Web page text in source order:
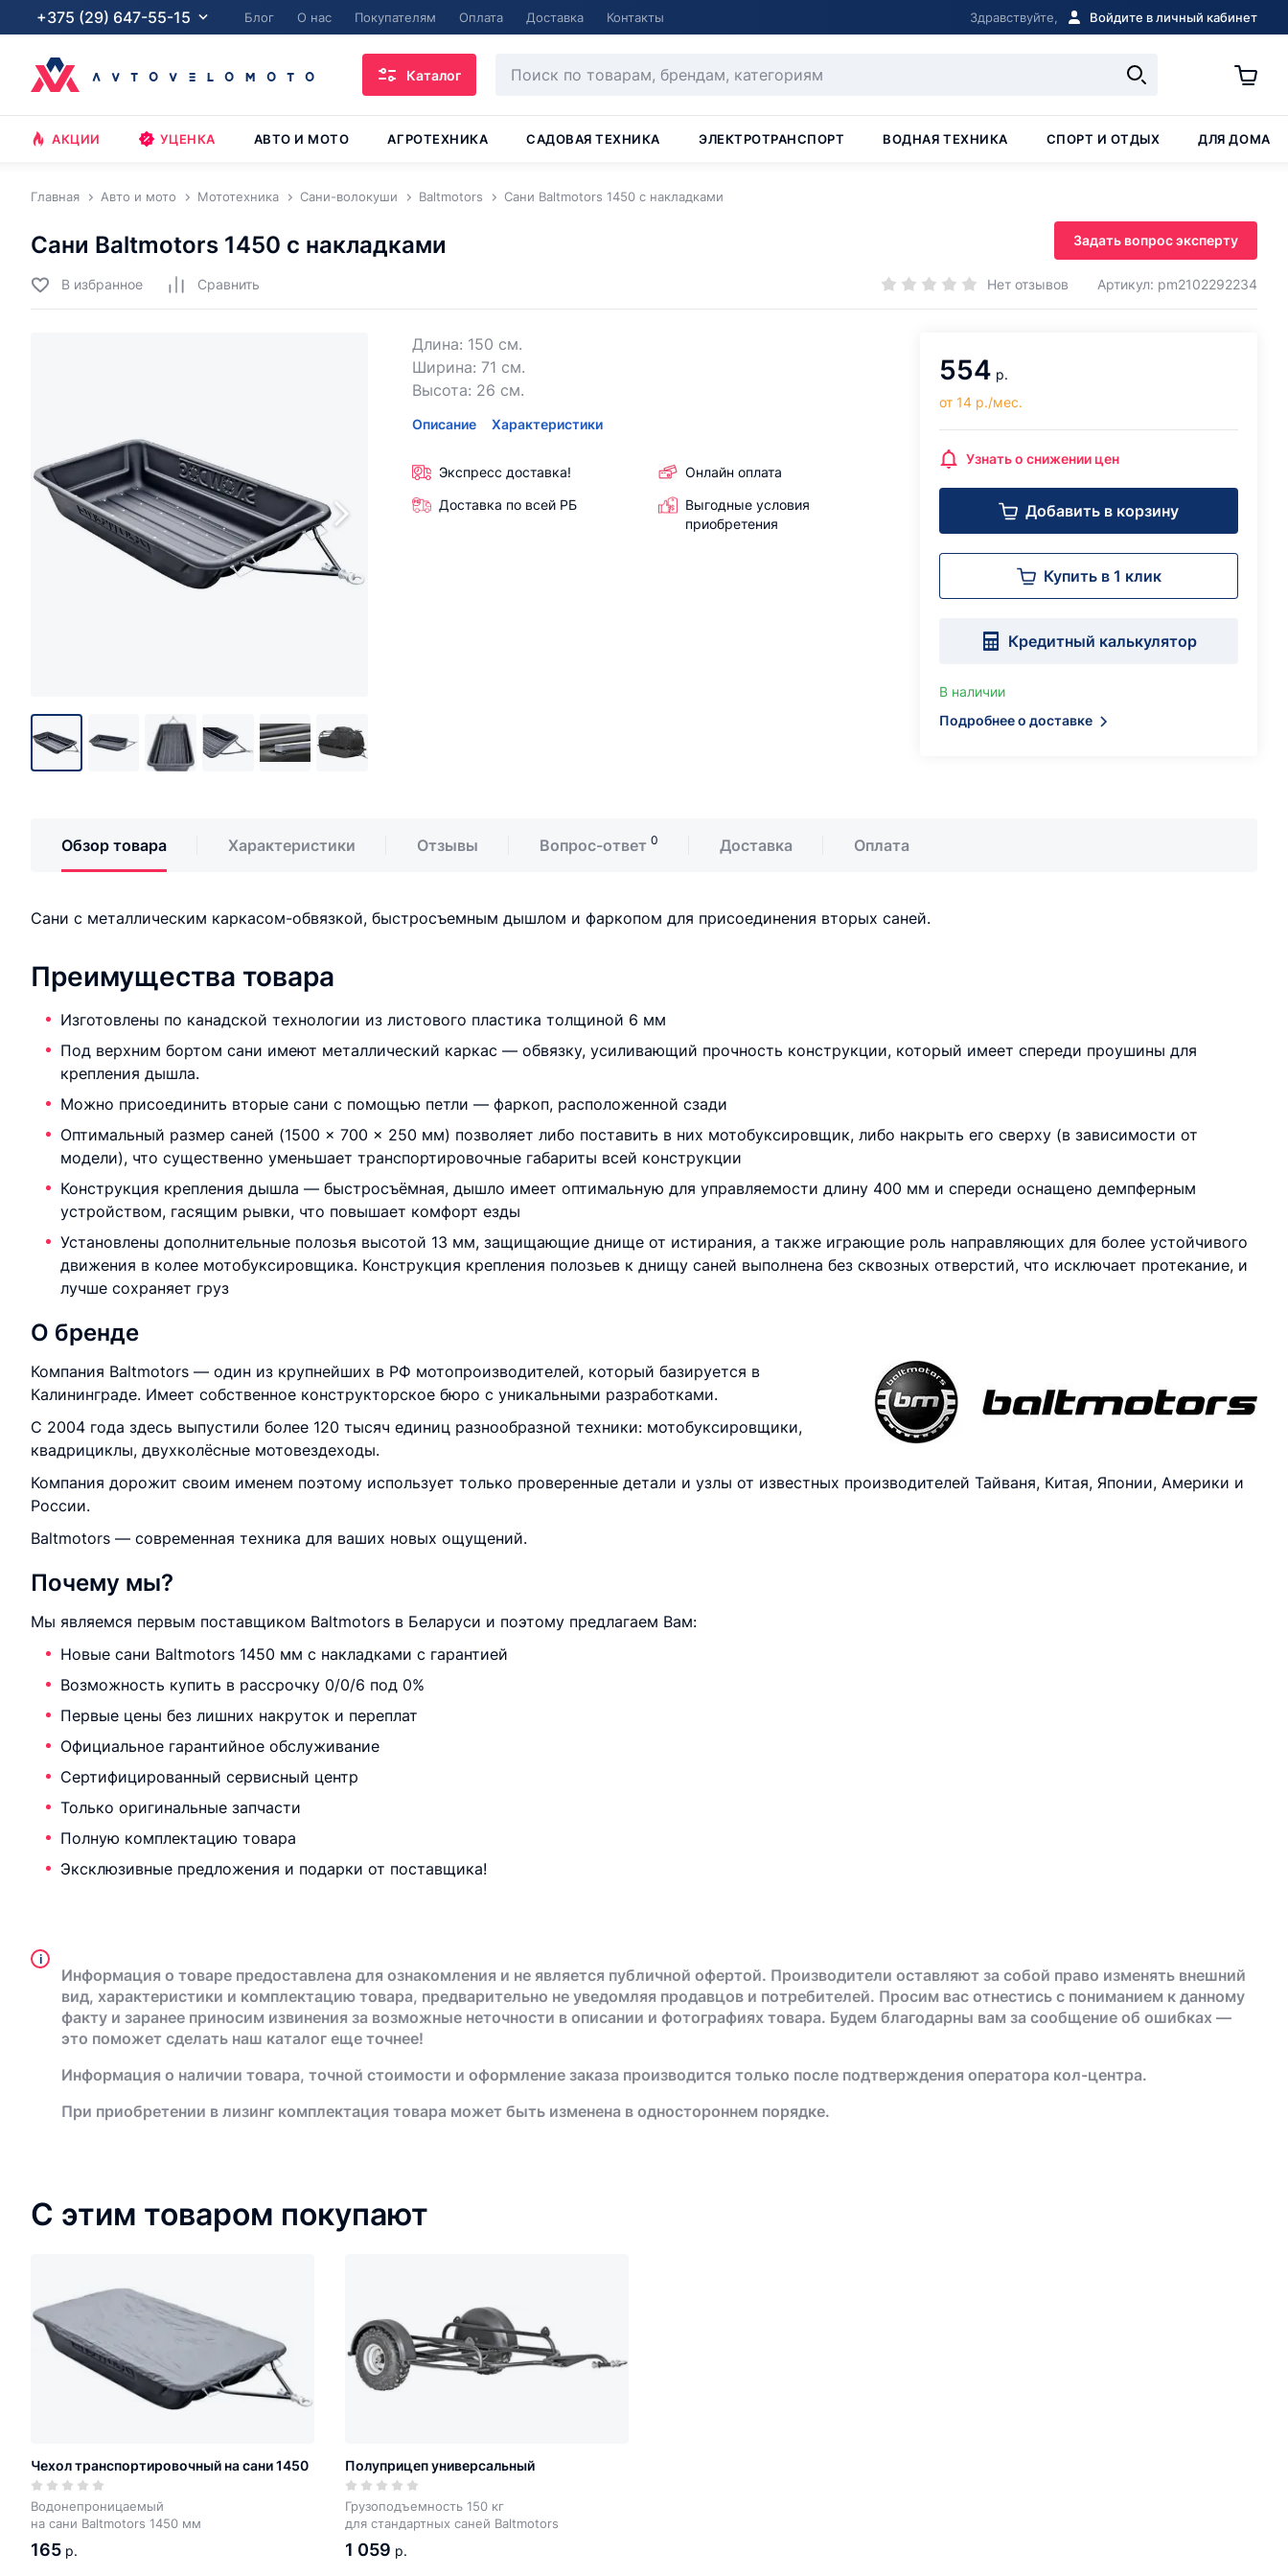
+375 (29) 647-55-15 Блог О нас Покупателям Оплата Доставка Контакты Здравствуйте, Войдите в личный кабинет
Каталог
АКЦИИ УЦЕНКА АВТО И МОТО АГРОТЕХНИКА САДОВАЯ ТЕХНИКА ЭЛЕКТРОТРАНСПОРТ ВОДНАЯ ТЕХНИКА СПОРТ И ОТДЫХ ДЛЯ ДОМА
Главная Авто и мото Мототехника Сани-волокуши Baltmotors Сани Baltmotors 1450 с накладками
Сани Baltmotors 1450 с накладками Задать вопрос эксперту
В избранное Cравнить Нет отзывов Артикул: pm2102292234
Длина: 150 см.
Ширина: 71 см.
Высота: 26 см.
Описание Характеристики
Экспресс доставка!
Онлайн оплата
Доставка по всей РБ
Выгодные условия
приобретения
554 р.
от 14 р./мес.
Узнать о снижении цен
Добавить в корзину
Купить в 1 клик
Кредитный калькулятор
В наличии
Подробнее о доставке
Обзор товара Характеристики Отзывы Вопрос-ответ 0 Доставка Оплата
Сани с металлическим каркасом-обвязкой, быстросъемным дышлом и фаркопом для присоединения вторых саней.
Преимущества товара
Изготовлены по канадской технологии из листового пластика толщиной 6 мм
Под верхним бортом сани имеют металлический каркас — обвязку, усиливающий прочность конструкции, который имеет спереди проушины для
крепления дышла.
Можно присоединить вторые сани с помощью петли — фаркоп, расположенной сзади
Оптимальный размер саней (1500 × 700 × 250 мм) позволяет либо поставить в них мотобуксировщик, либо накрыть его сверху (в зависимости от
модели), что существенно уменьшает транспортировочные габариты всей конструкции
Конструкция крепления дышла — быстросъёмная, дышло имеет оптимальную для управляемости длину 400 мм и спереди оснащено демпферным
устройством, гасящим рывки, что повышает комфорт езды
Установлены дополнительные полозья высотой 13 мм, защищающие днище от истирания, а также играющие роль направляющих для более устойчивого
движения в колее мотобуксировщика. Конструкция крепления полозьев к днищу саней выполнена без сквозных отверстий, что исключает протекание, и
лучше сохраняет груз
О бренде
Компания Baltmotors — один из крупнейших в РФ мотопроизводителей, который базируется в
Калининграде. Имеет собственное конструкторское бюро с уникальными разработками.
С 2004 года здесь выпустили более 120 тысяч единиц разнообразной техники: мотобуксировщики,
квадрициклы, двухколёсные мотовездеходы.
Компания дорожит своим именем поэтому использует только проверенные детали и узлы от известных производителей Тайваня, Китая, Японии, Америки и
России.
Baltmotors — современная техника для ваших новых ощущений.
Почему мы?
Мы являемся первым поставщиком Baltmotors в Беларуси и поэтому предлагаем Вам:
Новые сани Baltmotors 1450 мм с накладками с гарантией
Возможность купить в рассрочку 0/0/6 под 0%
Первые цены без лишних накруток и переплат
Официальное гарантийное обслуживание
Сертифицированный сервисный центр
Только оригинальные запчасти
Полную комплектацию товара
Эксклюзивные предложения и подарки от поставщика!
i
Информация о товаре предоставлена для ознакомления и не является публичной офертой. Производители оставляют за собой право изменять внешний
вид, характеристики и комплектацию товара, предварительно не уведомляя продавцов и потребителей. Просим вас отнестись с пониманием к данному
факту и заранее приносим извинения за возможные неточности в описании и фотографиях товара. Будем благодарны вам за сообщение об ошибках —
это поможет сделать наш каталог еще точнее!
Информация о наличии товара, точной стоимости и оформление заказа производится только после подтверждения оператора кол-центра.
При приобретении в лизинг комплектация товара может быть изменена в одностороннем порядке.
С этим товаром покупают
Чехол транспортировочный на сани 1450
Водонепроницаемый
на сани Baltmotors 1450 мм
165 р.
Полуприцеп универсальный
Грузоподъемность 150 кг
для стандартных саней Baltmotors
1 059 р.